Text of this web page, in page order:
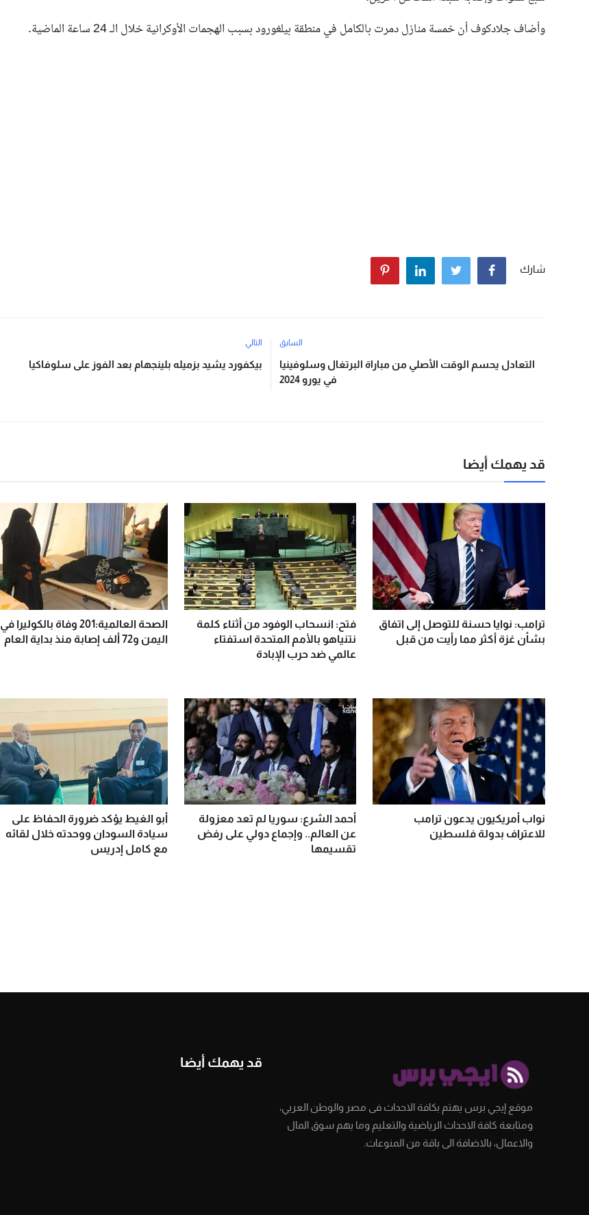
وأضاف جلادكوف أن خمسة منازل دمرت بالكامل في منطقة بيلغورود بسبب الهجمات الأوكرانية خلال الـ 24 ساعة الماضية.
شارك
السابق
التعادل يحسم الوقت الأصلي من مباراة البرتغال وسلوفينيا
في يورو 2024
التالي
بيكفورد يشيد بزميله بلينجهام بعد الفوز على سلوفاكيا
قد يهمك أيضا
ترامب: نوايا حسنة للتوصل إلى اتفاق
بشأن غزة أكثر مما رأيت من قبل
فتح: انسحاب الوفود من أثناء كلمة
نتنياهو بالأمم المتحدة استفتاء
عالمي ضد حرب الإبادة
الصحة العالمية:201 وفاة بالكوليرا في
اليمن و72 ألف إصابة منذ بداية العام
نواب أمريكيون يدعون ترامب
للاعتراف بدولة فلسطين
أحمد الشرع: سوريا لم تعد معزولة
عن العالم.. وإجماع دولي على رفض
تقسيمها
أبو الغيط يؤكد ضرورة الحفاظ على
سيادة السودان ووحدته خلال لقائه
مع كامل إدريس
موقع إيجي برس يهتم بكافة الاحداث فى مصر والوطن العربي،
ومتابعة كافة الاحداث الرياضية والتعليم وما يهم سوق المال
والاعمال، بالاضافة الى باقة من المنوعات.
قد يهمك أيضا